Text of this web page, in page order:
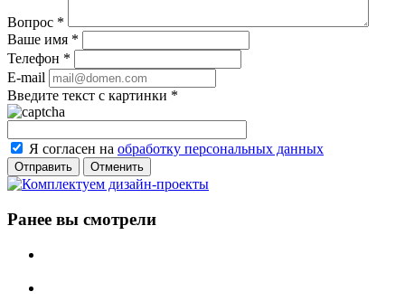
Вопрос *
Ваше имя *
Телефон *
E-mail
Введите текст с картинки *
Я согласен на обработку персональных данных
Отменить
Ранее вы смотрели